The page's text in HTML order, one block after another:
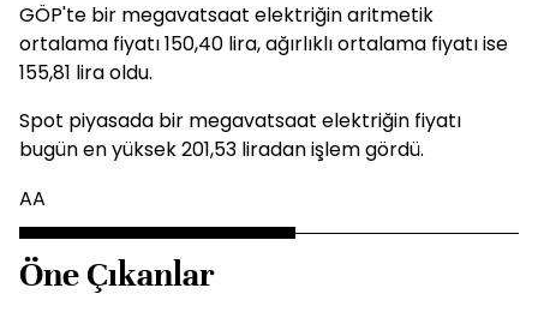
GÖP'te bir megavatsaat elektriğin aritmetik
ortalama fiyatı 150,40 lira, ağırlıklı ortalama fiyatı ise
155,81 lira oldu.
Spot piyasada bir megavatsaat elektriğin fiyatı
bugün en yüksek 201,53 liradan işlem gördü.
AA
Öne Çıkanlar